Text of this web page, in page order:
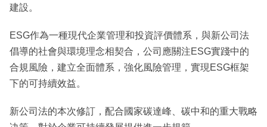
建設。
ESG作為一種現代企業管理和投資評價體系，與新公司法
倡導的社會與環境理念相契合，公司應關注ESG實踐中的
合規風險，建立全面體系，強化風險管理，實現ESG框架
下的可持續效益。
新公司法的本次修訂，配合國家碳達峰、碳中和的重大戰略